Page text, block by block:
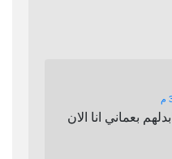
ابدلهم بعماني انا الان